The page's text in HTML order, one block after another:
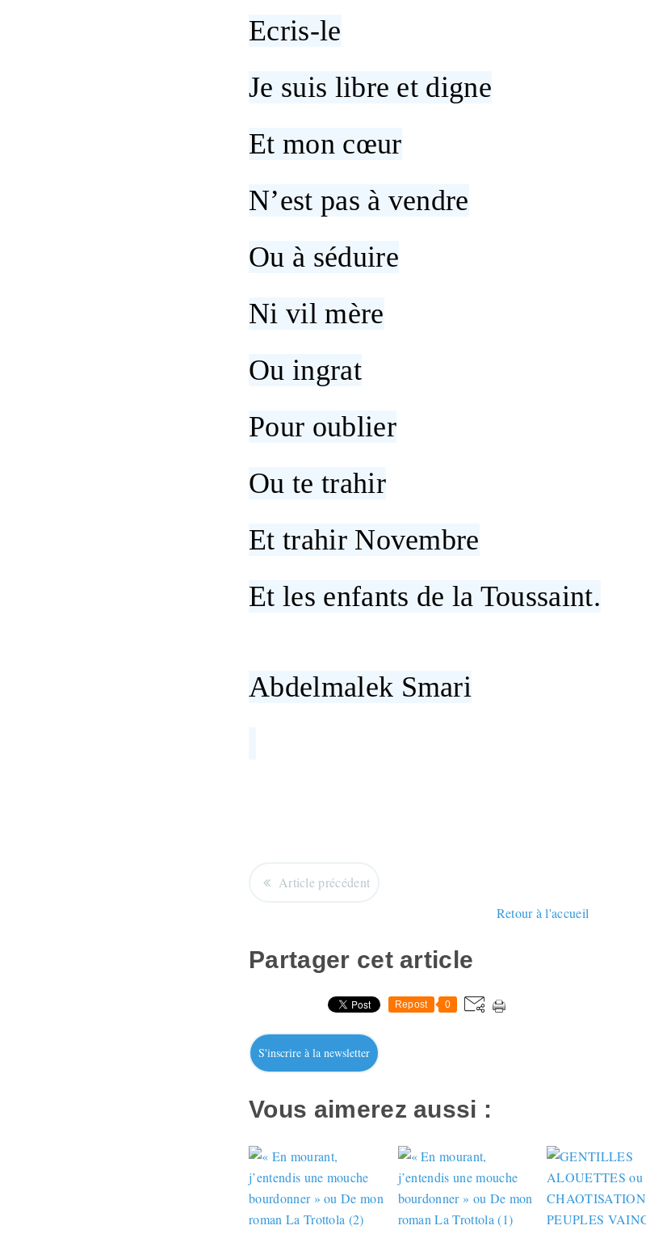
Ecris-le
Je suis libre et digne
Et mon cœur
N’est pas à vendre
Ou à séduire
Ni vil mère
Ou ingrat
Pour oublier
Ou te trahir
Et trahir Novembre
Et les enfants de la Toussaint.
Abdelmalek Smari
Article précédent
Retour à l'accueil
Partager cet article
Repost 0
S'inscrire à la newsletter
Vous aimerez aussi :